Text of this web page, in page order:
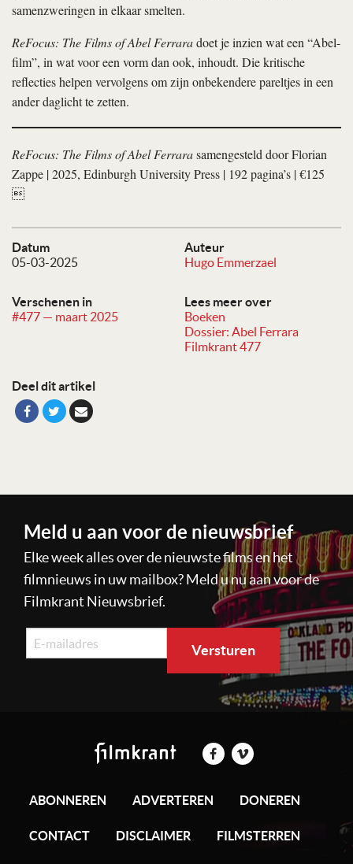
Datum
05-03-2025
Auteur
Hugo Emmerzael
Verschenen in
#477 — maart 2025
Lees meer over
Boeken
Dossier: Abel Ferrara
Filmkrant 477
Deel dit artikel
samenzweringen in elkaar smelten.
ReFocus: The Films of Abel Ferraradoet je inzien wat een “Abel-
film”, in wat voor een vorm dan ook, inhoudt. Die kritische
reflecties helpen vervolgens om zijn onbekendere pareltjes in een
ander daglicht te zetten.
ReFocus: The Films of Abel Ferrarasamengesteld door Florian
Zappe | 2025, Edinburgh University Press | 192 pagina’s | €125

Meld u aan voor de nieuwsbrief
Elke week alles over de nieuwste films en het
filmnieuws in uw mailbox? Meld u nu aan voor de
Filmkrant Nieuwsbrief.
ABONNEREN ADVERTEREN DONEREN
CONTACT DISCLAIMER FILMSTERREN